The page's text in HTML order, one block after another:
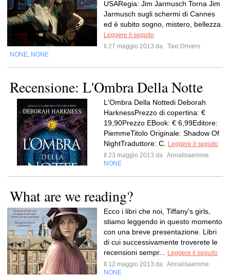
USARegia: Jim Jarmusch Torna Jim
Jarmusch sugli schermi di Cannes
ed è subito sogno, mistero, bellezza.
Leggere il seguito
Il 27 maggio 2013 da
Taxi Drivers
NONE NONE
Recensione: L'Ombra Della Notte
L'Ombra Della Nottedi Deborah
HarknessPrezzo di copertina: €
19,90Prezzo EBook: € 6,99Editore:
PiemmeTitolo Originale: Shadow Of
NightTraduttore: C.
Leggere il seguito
Il 23 maggio 2013 da Annalisaemme
NONE
What are we reading?
Ecco i libri che noi, Tiffany's girls,
stiamo leggendo in questo momento
con una breve presentazione. Libri
di cui successivamente troverete le
recensioni sempr...
Leggere il seguito
Il 12 maggio 2013 da Annalisaemme
NONE